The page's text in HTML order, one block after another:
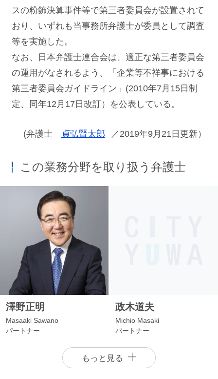
スの粉飾決算事件等で第三者委員会が設置されて
おり、いずれも当事務所弁護士が委員として調査
等を実施した。
なお、日本弁護士連合会は、適正な第三者委員会
の運用がなされるよう、「企業等不祥事における
第三者委員会ガイドライン」(2010年7月15日制
定、同年12月17日改訂）を公表している。
(弁護士 貞弘賢太郎 ／2019年9月21日更新）
この業務分野を取り扱う弁護士
澤野正明
Masaaki Sawano
パートナー
政木道夫
Michio Masaki
パートナー
もっと見る